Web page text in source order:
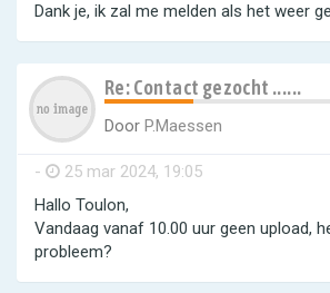
Dank je, ik zal me melden als het weer
Re: Contact gezocht ......
Door P.Maessen
- 25 mar 2024, 19:05
Hallo Toulon,
Vandaag vanaf 10.00 uur geen upload,
probleem?